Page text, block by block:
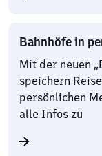
Bahnhöfe in
Mit der neuen
speichern
persönlichen
alle Infos zu